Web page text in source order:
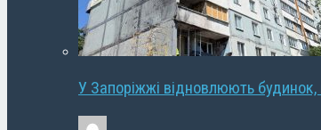
У Запоріжжі відновлюють